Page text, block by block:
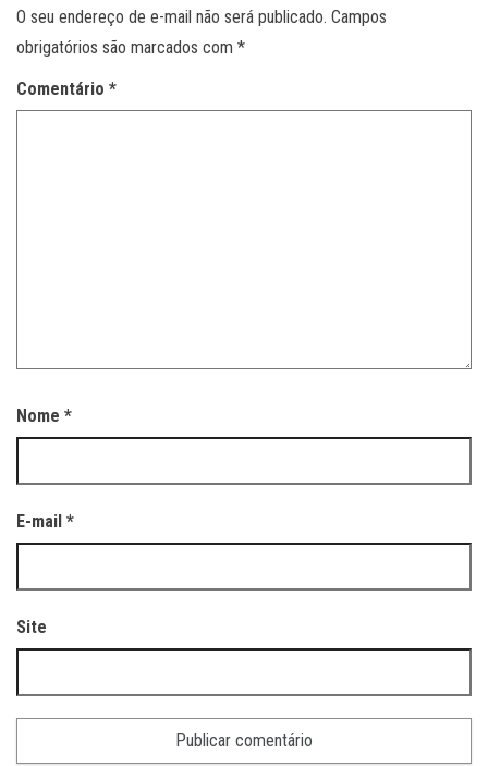
O seu endereço de e-mail não será publicado. Campos
obrigatórios são marcados com *
Comentário *
Nome *
E-mail *
Site